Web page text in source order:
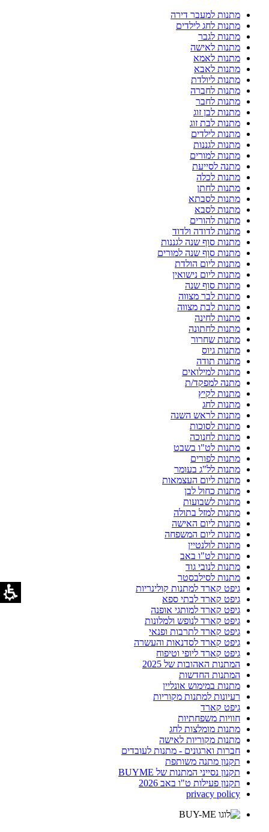
מתנות למעבר דירה
מתנות לחג לילדים
מתנות לגבר
מתנות לאישה
מתנות לאמא
מתנות לאבא
מתנות ליולדת
מתנות לחברה
מתנות לחבר
מתנות לבן זוג
מתנות לבת זוג
מתנות לילדים
מתנות לגננות
מתנות למורים
מתנה לסייעת
מתנות לכלה
מתנות לחתן
מתנות לסבתא
מתנות לסבא
מתנות להורים
מתנות לדודה ולדוד
מתנות סוף שנה לגננות
מתנות סוף שנה למורים
מתנות ליום הולדת
מתנות ליום נישואין
מתנות סוף שנה
מתנות לבר מצווה
מתנות לבת מצווה
מתנות לחינה
מתנות לחתונה
מתנות שחרור
מתנות גיוס
מתנות תודה
מתנות למילואים
מתנה למפקד/ת
מתנות לקיץ
מתנות לחג
מתנות לראש השנה
מתנות לסוכות
מתנות לחנוכה
מתנות לט"ו בשבט
מתנות לפורים
מתנות לל"ג בעומר
מתנות ליום העצמאות
מתנות כחול לבן
מתנות לשבועות
מתנות למזל בתולה
מתנות ליום האישה
מתנות ליום המשפחה
מתנות לולנטיין
מתנות לט"ו באב
מתנות לנובי גוד
מתנות לסילבסטר
גיפט קארד למתנות קולינריות
גיפט קארד לבתי ספא
גיפט קארד למותגי אופנה
גיפט קארד לנופש ולמלונות
גיפט קארד לתרבות ופנאי
גיפט קארד לסדנאות והעשרה
גיפט קארד ליופי וטיפוח
המתנות האהובות של 2025
המתנות החדשות
מתנות במימוש אונליין
רעיונות למתנות מקוריות
גיפט קארד
חוויות משפחתיות
מתנות מומלצות לחג
מתנות מקוריות לאישה
חברות וארגונים - מתנות לעובדים
תקנון מתנה משותפת
תקנון נסייני המתנות של BUYME
תקנון פעילות ט"ו באב 2026
privacy policy